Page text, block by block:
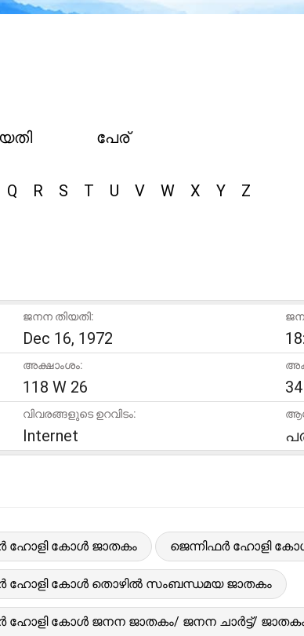
പേര്
Q R S T U V W X Y Z
ജനന തിയതി:
Dec 16, 1972
അക്ഷാംശം:
118 W 26
വിവരങ്ങളുടെ ഉറവിടം:
Internet
ഹോളി കോൾ ജാതകം ജെന്നിഫർ ഹോളി
ഹോളി കോൾ തൊഴിൽ സംബന്ധമയ ജാതകം
ഹോളി കോൾ ജനന ജാതകം/ ജനന ചാർട്ട്/